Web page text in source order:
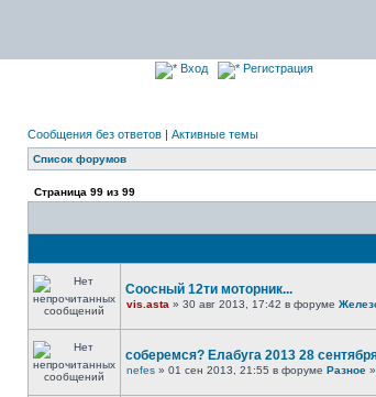
Вход Регистрация
Сообщения без ответов | Активные темы
Список форумов
Страница 99 из 99
Соосный 12ти моторник...
vis.asta » 30 авг 2013, 17:42 в форуме
соберемся? Елабуга 2013 28
nefes » 01 сен 2013, 21:55 в форуме Разное »